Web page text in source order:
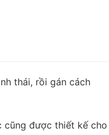
thái, rồi gán cách
cũng được thiết kế cho